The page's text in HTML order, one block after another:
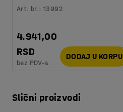
Art. br.:13992
4.941,00
RSD
bez PDV-a
DODAJ U KORPU
Slični proizvodi